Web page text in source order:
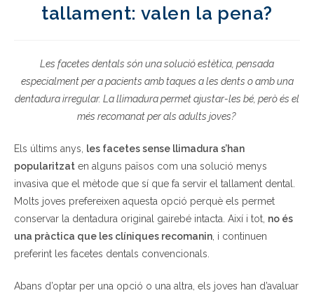
tallament: valen la pena?
Les facetes dentals són una solució estètica, pensada
especialment per a pacients amb taques a les dents o amb una
dentadura irregular. La llimadura permet ajustar-les bé, però és el
més recomanat per als adults joves?
Els últims anys,
les facetes sense llimadura s’han
popularitzat en alguns països com una solució menys
invasiva que el mètode que sí que fa servir el tallament dental.
Molts joves prefereixen aquesta opció perquè els permet
conservar la dentadura original gairebé intacta. Així i tot, no és
una pràctica que les clíniques recomanin , i continuen
preferint les facetes dentals convencionals.
Abans d’optar per una opció o una altra, els joves han d’avaluar